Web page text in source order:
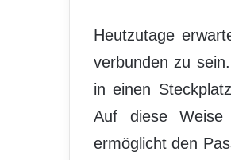
Heutzutage
verbunden zu
in einen
Auf diese
ermöglicht den